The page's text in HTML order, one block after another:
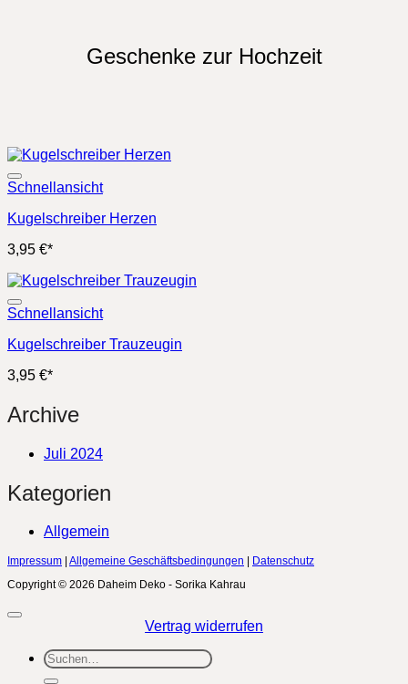
Geschenke zur Hochzeit
Schnellansicht
Kugelschreiber Herzen
3,95 €*
Schnellansicht
Kugelschreiber Trauzeugin
3,95 €*
Archive
Juli 2024
Kategorien
Allgemein
Impressum Allgemeine Geschäftsbedingungen
Datenschutz
Copyright © 2026 Daheim Deko - Sorika Kahrau
Vertrag widerrufen
Suchen
nach: